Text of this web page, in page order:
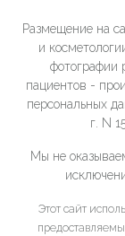
Размещение на
и
фотографии
пациентов -
персональных
г. N
Мы не
Этот сайт